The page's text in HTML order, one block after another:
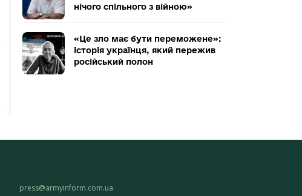
нічого спільного з війною»
«Це зло має бути переможене»:
історія українця, який пережив
російський полон
press@armyinform.com.ua